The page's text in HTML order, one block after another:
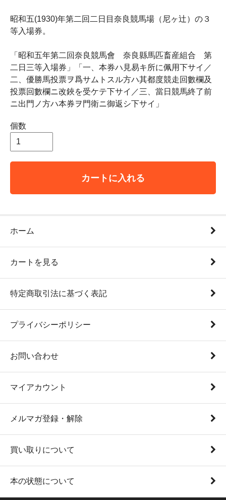
昭和五(1930)年第二回二日目奈良競馬場（尼ヶ辻）の３
等入場券。
「昭和五年第二回奈良競馬會 奈良縣馬匹畜産組合 第
二日三等入場券」「一、本券ハ見易キ所に佩用下サイ／
二、優勝馬投票ヲ爲サムトスル方ハ其都度競走回數欄及
投票回數欄ニ改鋏を受ケテ下サイ／三、當日競馬終了前
ニ出門ノ方ハ本券ヲ門衛ニ御返シ下サイ」
個数
カートに入れる
ホーム
カートを見る
特定商取引法に基づく表記
プライバシーポリシー
お問い合わせ
マイアカウント
メルマガ登録・解除
買い取りについて
本の状態について